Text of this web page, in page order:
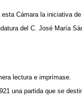
Cámara la iniciativa
del C. José María
lectura e imprímase.
una partida que se